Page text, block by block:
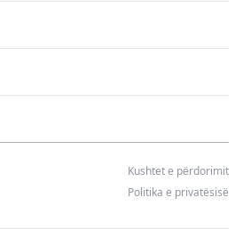
Kushtet e përdorimit
Politika e privatësisë